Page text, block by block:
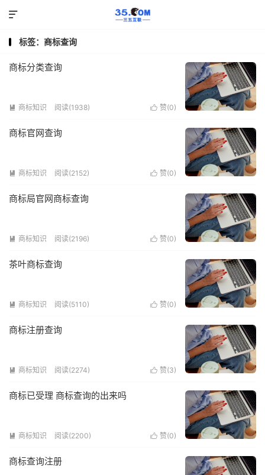

标签：商标查询
商标分类查询
 商标知识 阅读(1938)  赞(0)
商标官网查询
 商标知识 阅读(2152)  赞(0)
商标局官网商标查询
 商标知识 阅读(2196)  赞(0)
茶叶商标查询
 商标知识 阅读(5110)  赞(0)
商标注册查询
 商标知识 阅读(2274)  赞(3)
商标已受理 商标查询的出来吗
 商标知识 阅读(2200)  赞(0)
商标查询注册